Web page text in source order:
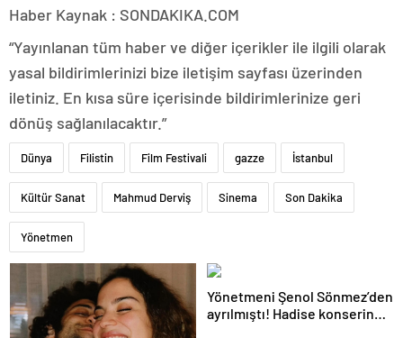
Haber Kaynak : SONDAKIKA.COM
“Yayınlanan tüm haber ve diğer içerikler ile ilgili olarak
yasal bildirimlerinizi bize iletişim sayfası üzerinden
iletiniz. En kısa süre içerisinde bildirimlerinize geri
dönüş sağlanılacaktır.”
Dünya Filistin Film Festivali gazze İstanbul
Kültür Sanat Mahmud Derviş Sinema Son Dakika
Yönetmen
Yönetmeni Şenol Sönmez’den
ayrılmıştı! Hadise konserinde